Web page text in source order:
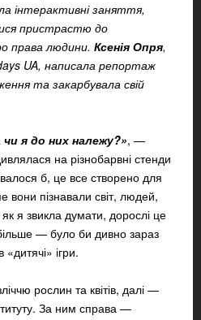
інтерактивні заняття,
пристрастю до
права людини. Ксенія Опря,
UA, написала репортаж
та закарбувала свій
я до них належу?», —
на різнобарвні стенди
б, це все створено для
вони пізнавали світ, людей,
я звикла думати, дорослі це
— було би дивно зараз
ігри.
рослин та квітів, далі —
За ним справа —